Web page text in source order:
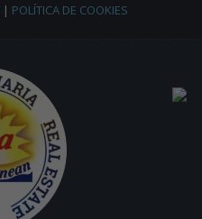
| POLÍTICA DE COOKIES